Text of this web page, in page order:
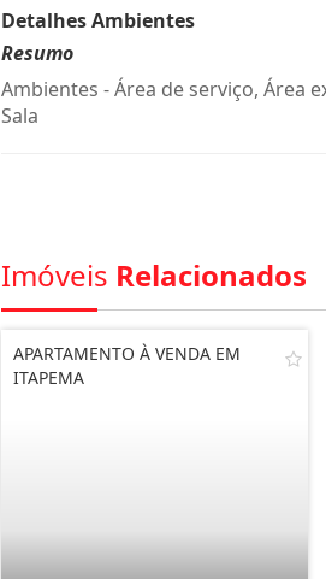
Detalhes Ambientes
Resumo
Ambientes - Área de serviço, Área
Sala
Imóveis Relacionados
APARTAMENTO À VENDA EM
ITAPEMA